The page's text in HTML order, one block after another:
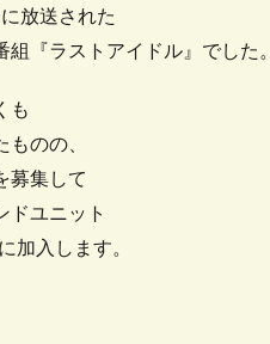
放送された
組『ラストアイドル』でした。
も
ものの、
募集して
ドユニット
加入します。